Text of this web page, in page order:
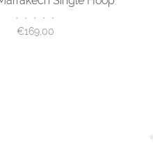
• • • • •
€169,00